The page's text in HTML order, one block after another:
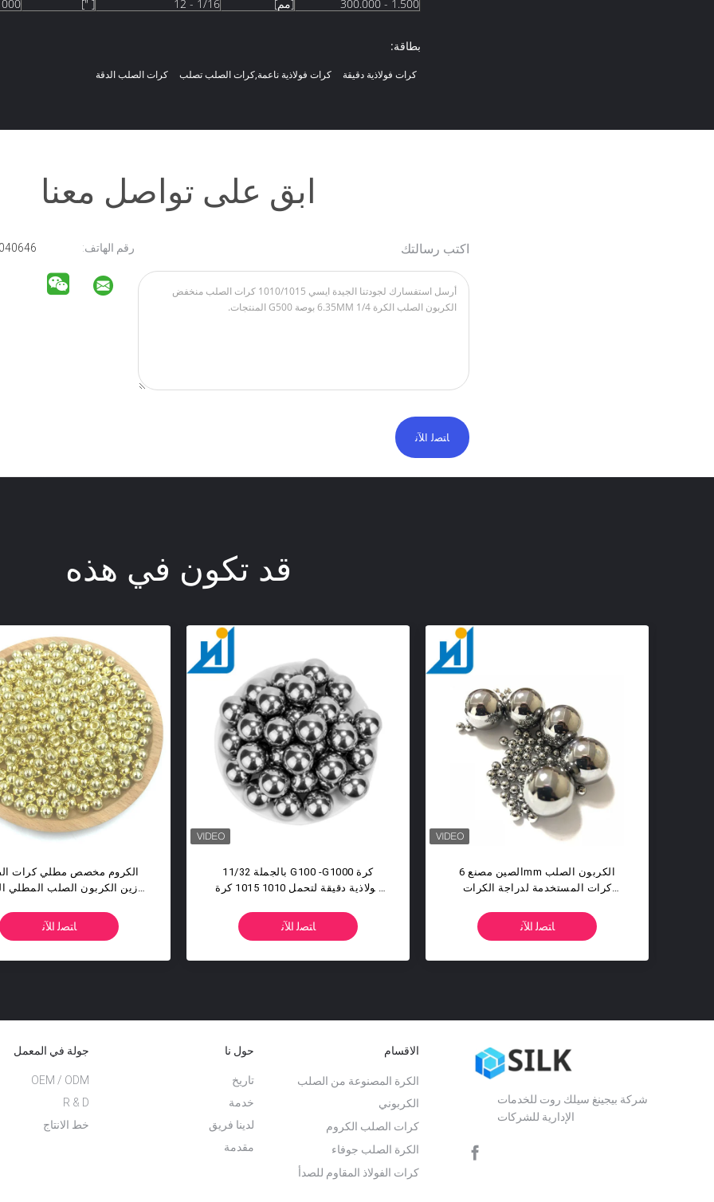
1.500 - 300.000
[مم] 1/16 - 12
[ "]
بطاقة:
كرات فولاذية دقيقة كرات فولاذية ناعمة,كرات الصلب تصلب كرات الصلب الدقة
ابق على تواصل معنا
رقم الهاتف: اكتب رسالتك
قد تكون في هذه
0.5mm إلى 50.8mm الصلبة الدقة
فضفاضة تحمل الكرة الصلب الكربوني
AISI 1010 مرآة مصقولة 8 مم كربون
فولاذي كرة للمقلاع
26.9875mm 1-1 / 16 بوصة G100
G200 كرة جلخ فولاذية
شركة بيجينغ سيلك روت للخدمات
الإدارية للشركات
الاقسام
كرات الفولاذ المقاوم للصدأ
الكرة المصنوعة من الصلب
الكربوني
كرات الصلب الكروم
الكرة الصلب جوفاء
حول نا
مقدمة
تاريخ
خدمة
لدينا فريق
جولة في المعمل
خط الانتاج
OEM / ODM
R & D